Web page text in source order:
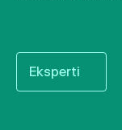
Eksperti